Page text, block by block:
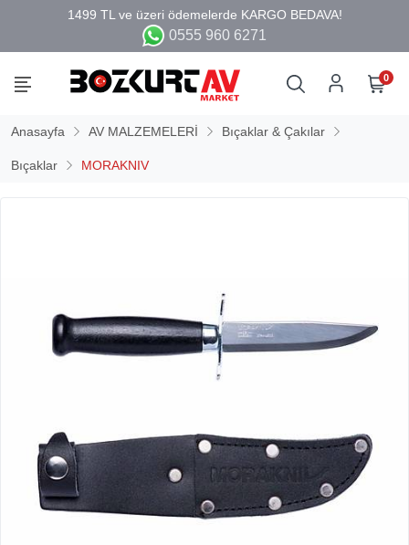
0555 960 6271
0
Anasayfa AV MALZEMELERİ Bıçaklar & Çakılar
Bıçaklar MORAKNIV